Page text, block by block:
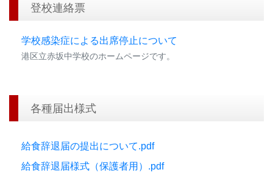
登校連絡票
学校感染症による出席停止について
港区立赤坂中学校のホームページです。
各種届出様式
給食辞退届の提出について.pdf
給食辞退届様式（保護者用）.pdf